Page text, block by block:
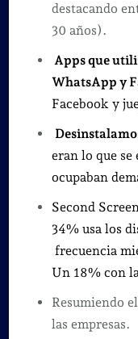
destacando
30 años).
Apps que
WhatsApp y
Facebook y
eran lo que
ocupaban
Second
34% usa los
frecuencia
Un 18% con
Resumiendo
las empresas.